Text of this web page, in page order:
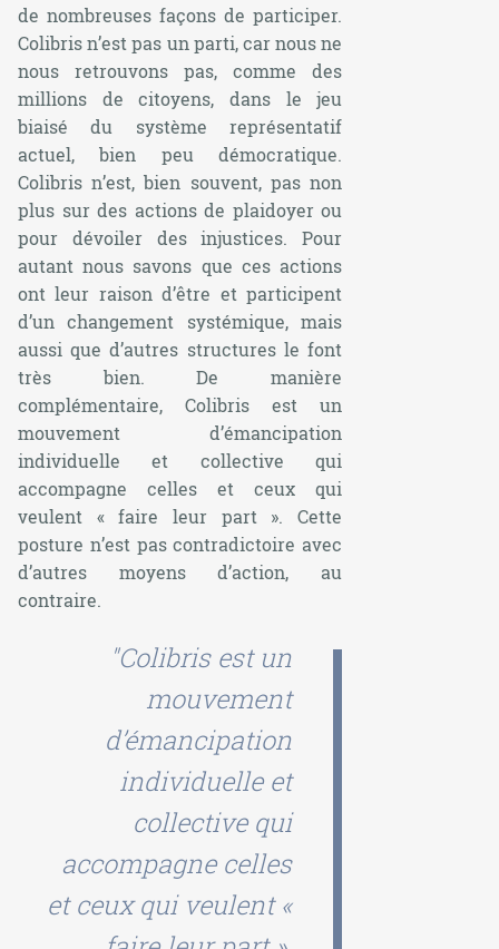
de nombreuses façons de participer.
Colibris n’est pas un parti, car nous ne
nous retrouvons pas, comme des
millions de citoyens, dans le jeu
biaisé du système représentatif
actuel, bien peu démocratique.
Colibris n’est, bien souvent, pas non
plus sur des actions de plaidoyer ou
pour dévoiler des injustices. Pour
autant nous savons que ces actions
ont leur raison d’être et participent
d’un changement systémique, mais
aussi que d’autres structures le font
très bien. De manière
complémentaire, Colibris est un
mouvement d’émancipation
individuelle et collective qui
accompagne celles et ceux qui
veulent « faire leur part ». Cette
posture n’est pas contradictoire avec
d’autres moyens d’action, au
contraire.
"Colibris est un
mouvement
d’émancipation
individuelle et
collective qui
accompagne celles
et ceux qui veulent «